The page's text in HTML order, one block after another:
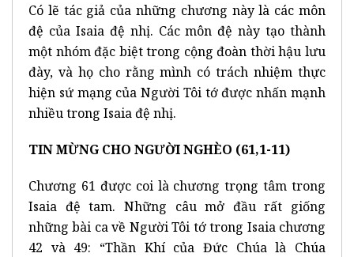
Có lẽ tác giả của những chương này là các môn
đệ của Isaia đệ nhị. Các môn đệ này tạo thành
một nhóm đặc biệt trong cộng đoàn thời hậu lưu
đày, và họ cho rằng mình có trách nhiệm thực
hiện sứ mạng của Người Tôi tớ được nhấn mạnh
nhiều trong Isaia đệ nhị.
TIN MỪNG CHO NGƯỜI NGHÈO (61,1-11)
Chương 61 được coi là chương trọng tâm trong
Isaia đệ tam. Những câu mở đầu rất giống
những bài ca về Người Tôi tớ trong Isaia chương
42 và 49: “Thần Khí của Đức Chúa là Chúa